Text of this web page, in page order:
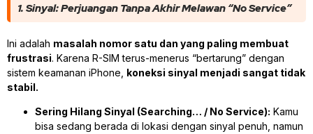
1. Sinyal: Perjuangan Tanpa Akhir Melawan “No Service”
Ini adalah masalah nomor satu dan yang paling membuat
frustrasi. Karena R-SIM terus-menerus “bertarung” dengan
sistem keamanan iPhone, koneksi sinyal menjadi sangat tidak
stabil.
Sering Hilang Sinyal (Searching… / No Service): Kamu
bisa sedang berada di lokasi dengan sinyal penuh, namun